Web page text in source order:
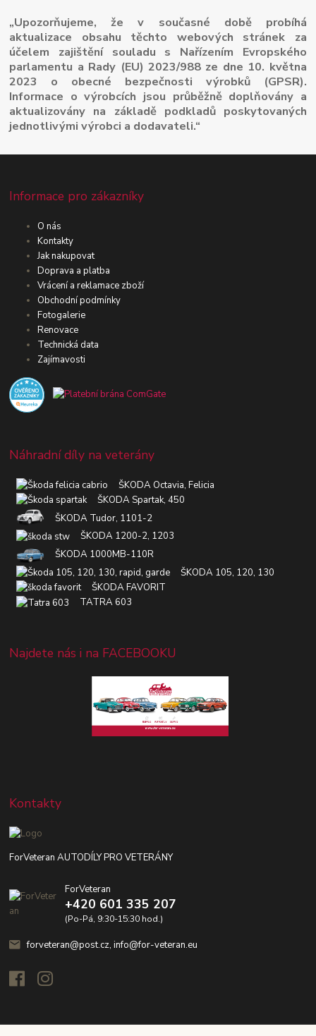
„Upozorňujeme, že v současné době probíhá
aktualizace obsahu těchto webových stránek za
účelem zajištění souladu s Nařízením Evropského
parlamentu a Rady (EU) 2023/988 ze dne 10. května
2023 o obecné bezpečnosti výrobků (GPSR).
Informace o výrobcích jsou průběžně doplňovány a
aktualizovány na základě podkladů poskytovaných
jednotlivými výrobci a dodavateli.“
Informace pro zákazníky
O nás
Kontakty
Jak nakupovat
Doprava a platba
Vrácení a reklamace zboží
Obchodní podmínky
Fotogalerie
Renovace
Technická data
Zajímavosti
Náhradní díly na veterány
ŠKODA Octavia, Felicia
ŠKODA Spartak, 450
ŠKODA Tudor, 1101-2
ŠKODA 1200-2, 1203
ŠKODA 1000MB-110R
ŠKODA 105, 120, 130
ŠKODA FAVORIT
TATRA 603
Najdete nás i na FACEBOOKU
Kontakty
ForVeteran AUTODÍLY PRO VETERÁNY
ForVeteran
+420 601 335 207
(Po-Pá, 9:30-15:30 hod.)
forveteran@post.cz, info@for-veteran.eu